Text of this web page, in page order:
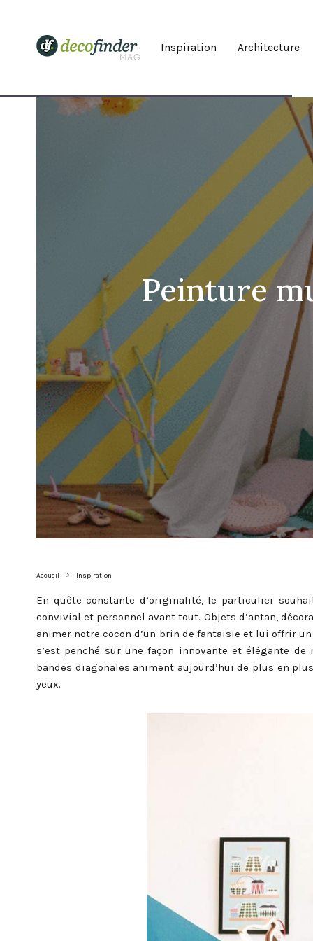
Inspiration Architecture
Peinture
Accueil Inspiration
En quête constante d’originalité, le particulier
convivial et personnel avant tout. Objets d’antan,
animer notre cocon d’un brin de fantaisie et lui offrir
s’est penché sur une façon innovante et élégante
bandes diagonales animent aujourd’hui de plus en
yeux.